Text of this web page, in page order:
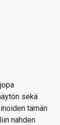
sekä
tämän
nähden